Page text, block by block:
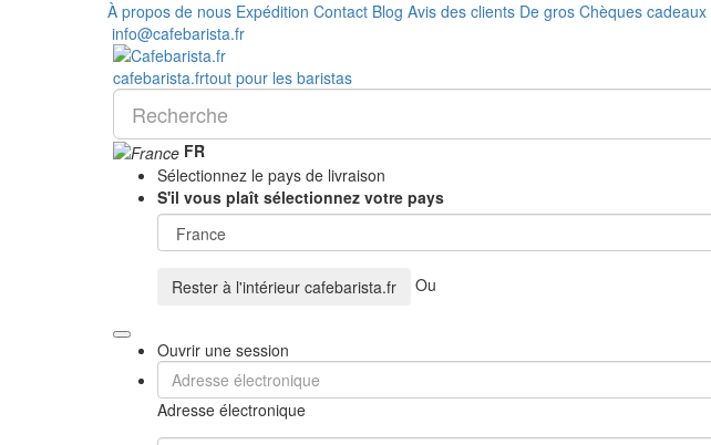
À propos de nous Expédition Contact Blog Avis des clients De gros Chèques cadeaux
info@cafebarista.fr
cafebarista.frtout pour les baristas
FR
Sélectionnez le pays de livraison
S'il vous plaît sélectionnez votre pays
Rester à l'intérieur cafebarista.fr Ou
Ouvrir une session
Adresse électronique